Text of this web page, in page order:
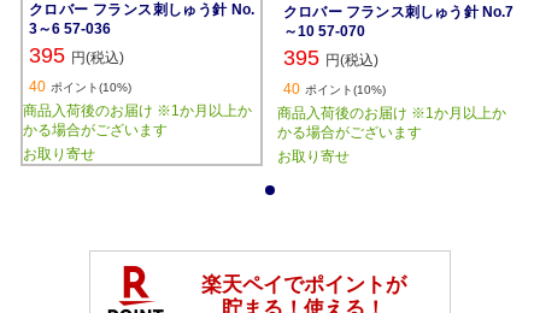
クロバー フランス刺しゅう針 No.
3～6 57-036
395 円(税込)
40 ポイント(10%)
商品入荷後のお届け ※1か月以上か
かる場合がございます
お取り寄せ
クロバー フランス刺しゅう針 No.7
～10 57-070
395 円(税込)
40 ポイント(10%)
商品入荷後のお届け ※1か月以上か
かる場合がございます
お取り寄せ